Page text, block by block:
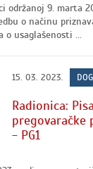
održanoj 9. marta
o načinu
o usaglašenosti ...
15. 03. 2023.
Radionica:
pregovaračke
- PG1